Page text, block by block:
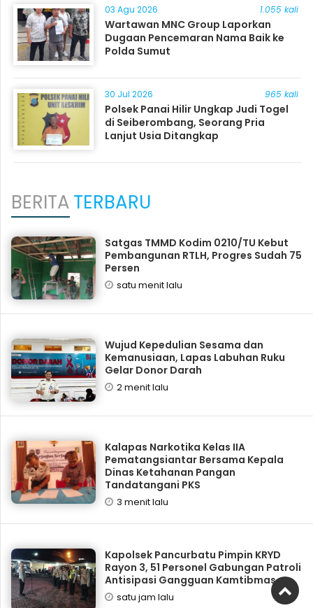
03 Agu 2026 1.055 kali
Wartawan MNC Group Laporkan
Dugaan Pencemaran Nama Baik ke
Polda Sumut
30 Jul 2026 965 kali
Polsek Panai Hilir Ungkap Judi Togel
di Seiberombang, Seorang Pria
Lanjut Usia Ditangkap
BERITATERBARU
Satgas TMMD Kodim 0210/TU Kebut
Pembangunan RTLH, Progres Sudah 75
Persen
satu menit lalu
Wujud Kepedulian Sesama dan
Kemanusiaan, Lapas Labuhan Ruku
Gelar Donor Darah
2 menit lalu
Kalapas Narkotika Kelas IIA
Pematangsiantar Bersama Kepala
Dinas Ketahanan Pangan
Tandatangani PKS
3 menit lalu
Kapolsek Pancurbatu Pimpin KRYD
Rayon 3, 51 Personel Gabungan Patroli
Antisipasi Gangguan Kamtibmas
satu jam lalu